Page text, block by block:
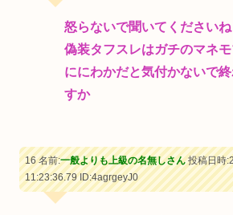
怒らないで聞いてくださいね
偽装タフスレはガチのマネ
ににわかだと気付かないで
すか
16 名前:一般よりも上級の名無しさん投稿日時
11:23:36.79ID:4agrgeyJ0